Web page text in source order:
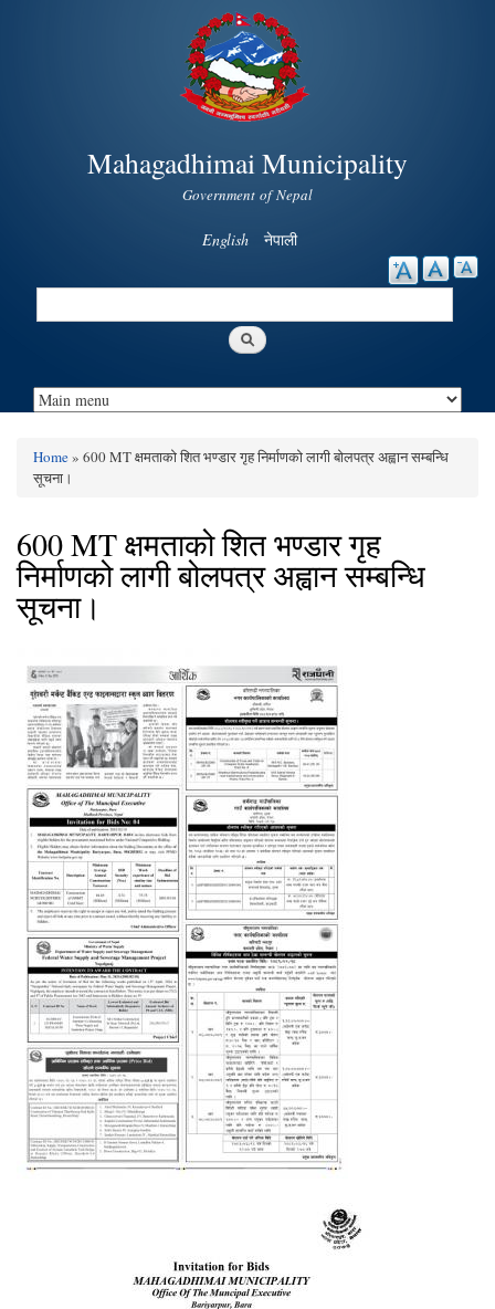
Skip to
main
content
Mahagadhimai Municipality
Government of Nepal
English नेपाली
Search
You are here
Home» 600 MT क्षमताको शित भण्डार गृह निर्माणको लागी बोलपत्र अह्वान सम्बन्धि
सूचना।
600 MT क्षमताको शित भण्डार गृह
निर्माणको लागी बोलपत्र अह्वान सम्बन्धि
सूचना।